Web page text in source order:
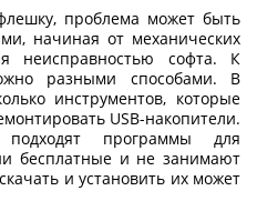
, проблема может быть
начиная от механических
неисправностью софта. К
разными способами. В
инструментов, которые
USB-накопители.
программы для
бесплатные и не занимают
и установить их может